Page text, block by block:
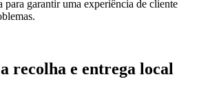
para garantir uma experiência de cliente
recolha e entrega local